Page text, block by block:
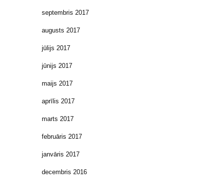
septembris 2017
augusts 2017
jūlijs 2017
jūnijs 2017
maijs 2017
aprīlis 2017
marts 2017
februāris 2017
janvāris 2017
decembris 2016